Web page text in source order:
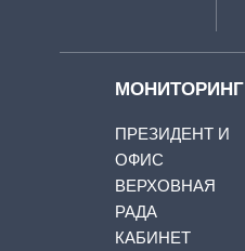
МОНИТОРИНГ
ПРЕЗИДЕНТ И
ОФИС
ВЕРХОВНАЯ
РАДА
КАБИНЕТ